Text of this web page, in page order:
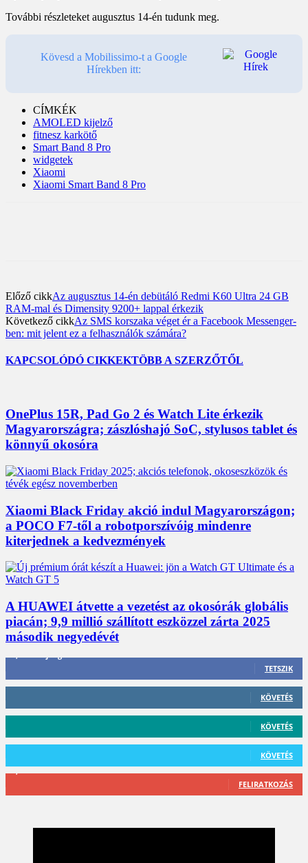
További részleteket augusztus 14-én tudunk meg.
Kövesd a Mobilissimo-t a Google
Hírekben itt:
CÍMKÉK
AMOLED kijelző
fitnesz karkötő
Smart Band 8 Pro
widgetek
Xiaomi
Xiaomi Smart Band 8 Pro
Előző cikkAz augusztus 14-én debütáló Redmi K60 Ultra 24 GB
RAM-mal és Dimensity 9200+ lappal érkezik
Következő cikkAz SMS korszaka véget ér a Facebook Messenger-
ben: mit jelent ez a felhasználók számára?
KAPCSOLÓDÓ CIKKEKTÖBB A SZERZŐTŐL
OnePlus 15R, Pad Go 2 és Watch Lite érkezik
Magyarországra; zászlóshajó SoC, stylusos tablet és
könnyű okosóra
Xiaomi Black Friday akció indul Magyarországon;
a POCO F7-től a robotporszívóig mindenre
kiterjednek a kedvezmények
A HUAWEI átvette a vezetést az okosórák globális
piacán; 9,9 millió szállított eszközzel zárta 2025
második negyedévét
TETSZIK
412 Követő
KÖVETÉS
59 Követő
KÖVETÉS
101 Követő
KÖVETÉS
2,589 Feliratkozó
FELIRATKOZÁS